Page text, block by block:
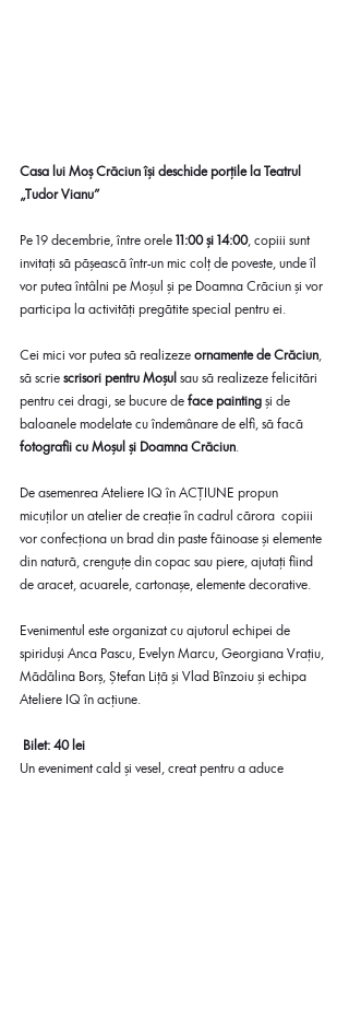
Casa lui Moș Crăciun își deschide porțile la Teatrul
„Tudor Vianu”
Pe 19 decembrie, între orele 11:00 și 14:00, copiii sunt
invitați să pășească într-un mic colț de poveste, unde îl
vor putea întâlni pe Moșul și pe Doamna Crăciun și vor
participa la activități pregătite special pentru ei.
Cei mici vor putea să realizeze ornamente de Crăciun,
să scrie scrisori pentru Moșul sau să realizeze felicitări
pentru cei dragi, se bucure de face painting și de
baloanele modelate cu îndemânare de elfi, să facă
fotografii cu Moșul și Doamna Crăciun.
De asemenrea Ateliere IQ în ACȚIUNE propun
micuților un atelier de creație în cadrul cărora  copiii
vor confecționa un brad din paste făinoase și elemente
din natură, crenguțe din copac sau piere, ajutați fiind
de aracet, acuarele, cartonașe, elemente decorative.
Evenimentul este organizat cu ajutorul echipei de
spiriduși Anca Pascu, Evelyn Marcu, Georgiana Vrațiu,
Mădălina Borș, Ștefan Liță și Vlad Bînzoiu și echipa
Ateliere IQ în acțiune.
Bilet: 40 lei
Un eveniment cald și vesel, creat pentru a aduce